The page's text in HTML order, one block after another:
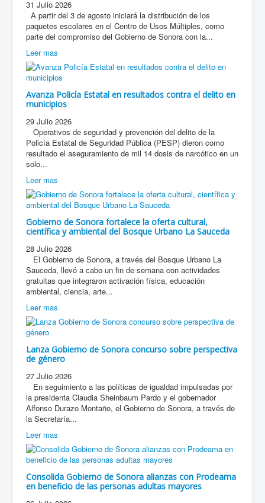
31 Julio 2026
A partir del 3 de agosto iniciará la distribución de los
paquetes escolares en el Centro de Usos Múltiples, como
parte del compromiso del Gobierno de Sonora con la...
Leer mas
Avanza Policía Estatal en resultados contra el delito en
municipios
29 Julio 2026
Operativos de seguridad y prevención del delito de la
Policía Estatal de Seguridad Pública (PESP) dieron como
resultado el aseguramiento de mil 14 dosis de narcótico en un
solo...
Leer mas
Gobierno de Sonora fortalece la oferta cultural,
científica y ambiental del Bosque Urbano La Sauceda
28 Julio 2026
El Gobierno de Sonora, a través del Bosque Urbano La
Sauceda, llevó a cabo un fin de semana con actividades
gratuitas que integraron activación física, educación
ambiental, ciencia, arte...
Leer mas
Lanza Gobierno de Sonora concurso sobre perspectiva
de género
27 Julio 2026
En seguimiento a las políticas de igualdad impulsadas por
la presidenta Claudia Sheinbaum Pardo y el gobernador
Alfonso Durazo Montaño, el Gobierno de Sonora, a través de
la Secretaría...
Leer mas
Consolida Gobierno de Sonora alianzas con Prodeama
en beneficio de las personas adultas mayores